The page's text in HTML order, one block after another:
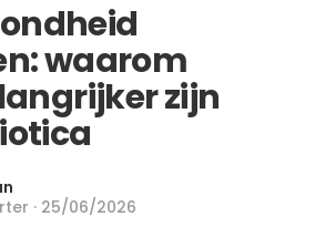
waarom
zijn
· 25/06/2026